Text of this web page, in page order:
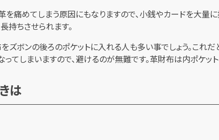
を痛めてしまう原因にもなりますので、小銭やカードを大
ちさせられます。
ズボンの後ろのポケットに入れる人も多い事でしょう。こ
てしまいますので、避けるのが無難です。革財布は内ポケッ
は